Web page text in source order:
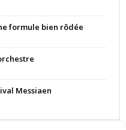
formule bien rôdée
Messiaen